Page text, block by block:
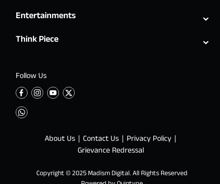
Follow Us
Entertainments ⌄
Think Piece ⌄
About Us Contact Us
Privacy Policy
Grievance Redressal
Copyright © 2025 Madism Digital. All Rights Reserved